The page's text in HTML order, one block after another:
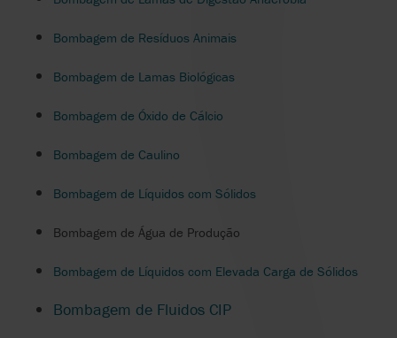
Bombagem de Resíduos Animais
Bombagem de Lamas Biológicas
Bombagem de Óxido de Cálcio
Bombagem de Caulino
Bombagem de Líquidos com Sólidos
Bombagem de Água de Produção
Bombagem de Líquidos com Elevada Carga de Sólidos
Bombagem de Fluidos CIP